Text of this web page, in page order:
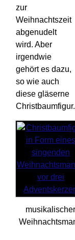
zur
Weihnachtszeit
abgenudelt
wird. Aber
irgendwie
gehört es dazu,
so wie auch
diese gläserne
Christbaumfigur.
musikalischer